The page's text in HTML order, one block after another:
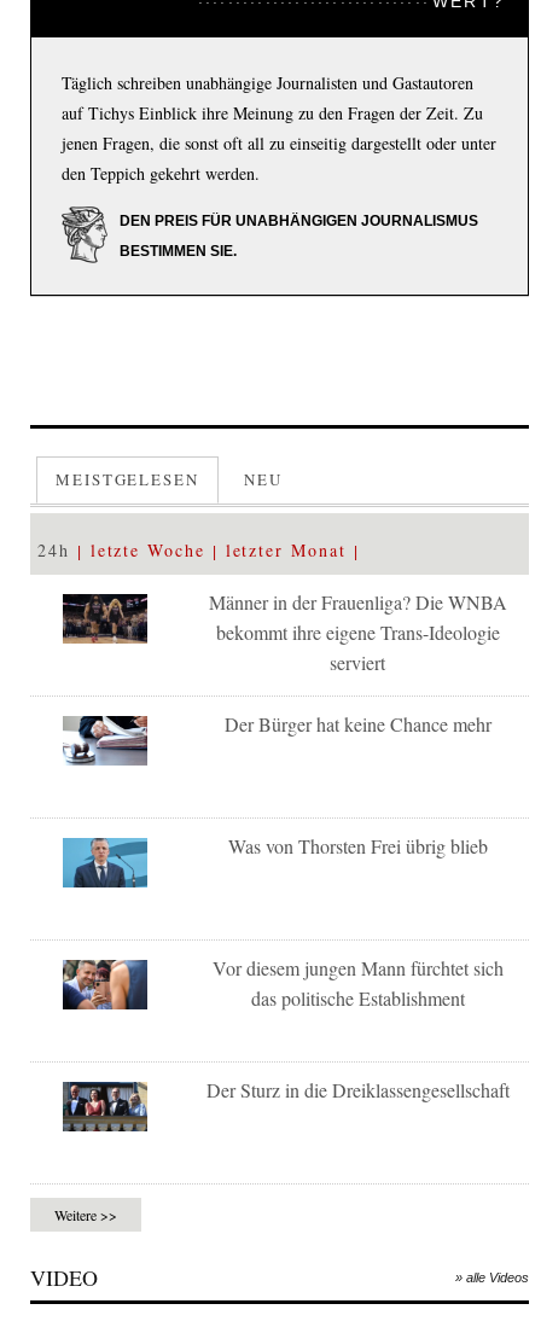
Täglich schreiben unabhängige Journalisten und Gastautoren
auf Tichys Einblick ihre Meinung zu den Fragen der Zeit. Zu
jenen Fragen, die sonst oft all zu einseitig dargestellt oder unter
den Teppich gekehrt werden.
DEN PREIS FÜR UNABHÄNGIGEN JOURNALISMUS
BESTIMMEN SIE.
MEISTGELESEN NEU
24h letzte Woche letzter Monat
Männer in der Frauenliga? Die WNBA
bekommt ihre eigene Trans-Ideologie
serviert
Der Bürger hat keine Chance mehr
Was von Thorsten Frei übrig blieb
Vor diesem jungen Mann fürchtet sich
das politische Establishment
Der Sturz in die Dreiklassengesellschaft
Weitere >>
VIDEO » alle Videos